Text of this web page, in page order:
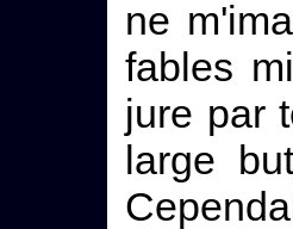
ne
fables
jure par
large